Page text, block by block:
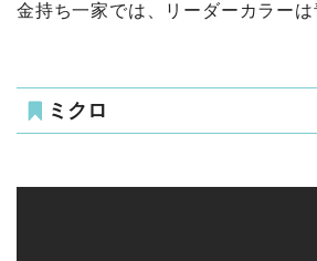
金持ち一家では、リーダーカラーは
ミクロ